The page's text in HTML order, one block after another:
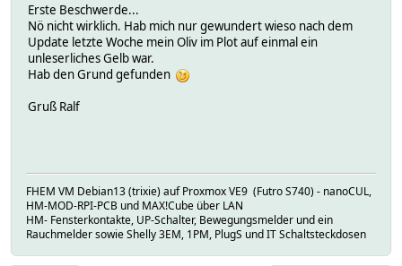
Erste Beschwerde...
Nö nicht wirklich. Hab mich nur gewundert wieso nach dem
Update letzte Woche mein Oliv im Plot auf einmal ein
unleserliches Gelb war.
Hab den Grund gefunden
Gruß Ralf
FHEM VM Debian13 (trixie) auf Proxmox VE9 (Futro S740) - nanoCUL,
HM-MOD-RPI-PCB und MAX!Cube über LAN
HM- Fensterkontakte, UP-Schalter, Bewegungsmelder und ein
Rauchmelder sowie Shelly 3EM, 1PM, PlugS und IT Schaltsteckdosen